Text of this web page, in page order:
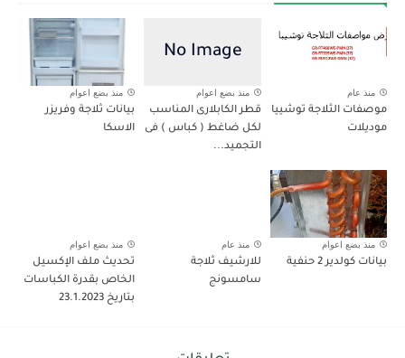
منذ عام
موصفات الثلاجة توشييا
موديلات
منذ بضع اعوام
قطر الكابلارى المناسب
لكل ضاغط ( كباس ) فى
التجميد...
منذ بضع اعوام
بيانات ثلاجة وفريزر
الاسكا
منذ بضع اعوام
بيانات كولدير 2 حنفية
منذ عام
للارشيف ثلاجة
سامسونج
منذ بضع اعوام
تحديث ملف الإكسيل
الخاص بقدرة الكباسات
بتاريخ 23.1.2023